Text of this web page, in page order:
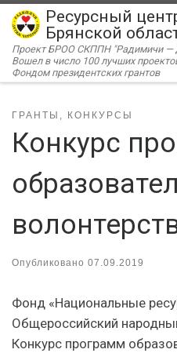
Перейти к содержимому
Ресурсный
Брянской
Проект БРОО СКППН "Радимичи —
Вошел в число 100 лучших
Фондом президентских грантов
ГРАНТЫ, КОНКУРСЫ
Конкурс
Опубликовано 07.09.2019
Фонд «Национальные
Общероссийский
Конкурс программ